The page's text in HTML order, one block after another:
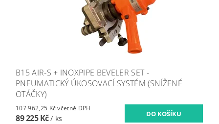
B15 AIR-S + INOXPIPE BEVELER SET -
PNEUMATICKÝ ÚKOSOVACÍ SYSTÉM (SNÍŽENÉ
OTÁČKY)
107 962,25 Kč včetně DPH
89 225 Kč/ ks